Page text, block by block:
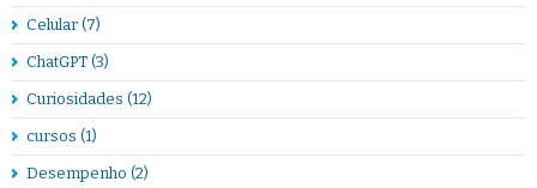
Celular (7)
ChatGPT (3)
Curiosidades (12)
cursos (1)
Desempenho (2)